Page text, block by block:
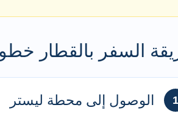
السفر بالقطار
الوصول إلى محطة ليستر